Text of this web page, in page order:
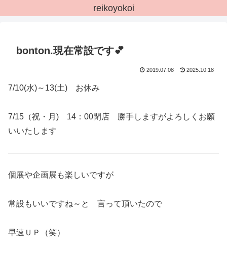
reikoyokoi
bonton.現在常設です💕
2019.07.08 2025.10.18
7/10(水)～13(土) お休み
7/15（祝・月) 14：00閉店 勝手しますがよろしくお願
いいたします
個展や企画展も楽しいですが
常設もいいですね～と 言って頂いたので
早速ＵＰ（笑）